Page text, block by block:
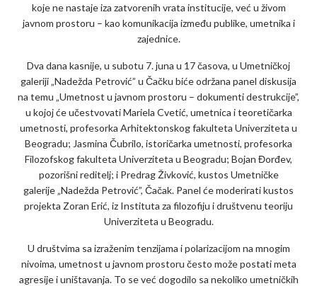
koje ne nastaje iza zatvorenih vrata institucije, već u živom
javnom prostoru – kao komunikacija između publike, umetnika i
zajednice.
Dva dana kasnije, u subotu 7. juna u 17 časova, u Umetničkoj
galeriji „Nadežda Petrović” u Čačku biće održana panel diskusija
na temu „Umetnost u javnom prostoru – dokumenti destrukcije”,
u kojoj će učestvovati Mariela Cvetić, umetnica i teoretičarka
umetnosti, profesorka Arhitektonskog fakulteta Univerziteta u
Beogradu; Jasmina Čubrilo, istoričarka umetnosti, profesorka
Filozofskog fakulteta Univerziteta u Beogradu; Bojan Đorđev,
pozorišni reditelj; i Predrag Živković, kustos Umetničke
galerije „Nadežda Petrović”, Čačak. Panel će moderirati kustos
projekta Zoran Erić, iz Instituta za filozofiju i društvenu teoriju
Univerziteta u Beogradu.
U društvima sa izraženim tenzijama i polarizacijom na mnogim
nivoima, umetnost u javnom prostoru često može postati meta
agresije i uništavanja. To se već dogodilo sa nekoliko umetničkih